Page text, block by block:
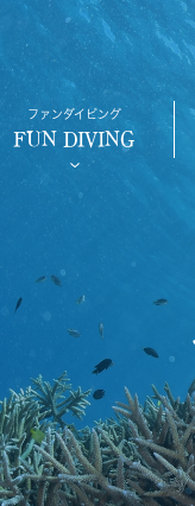
ファンダイビング
FUN DIVING